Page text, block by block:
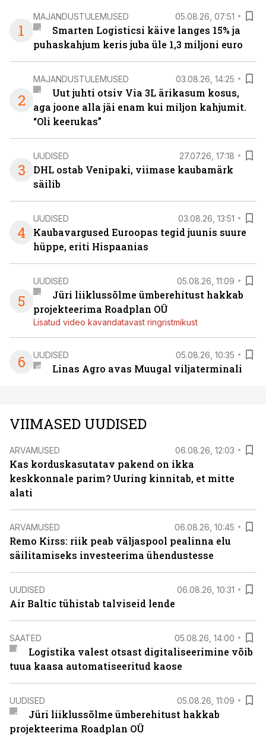
1
MAJANDUSTULEMUSED 05.08.26, 07:51
Smarten Logisticsi käive langes 15% ja
puhaskahjum keris juba üle 1,3 miljoni euro
2
MAJANDUSTULEMUSED 03.08.26, 14:25
Uut juhti otsiv Via 3L ärikasum kosus,
aga joone alla jäi enam kui miljon kahjumit.
“Oli keerukas”
3
UUDISED 27.07.26, 17:18
DHL ostab Venipaki, viimase kaubamärk
säilib
4
UUDISED 03.08.26, 13:51
Kaubavargused Euroopas tegid juunis suure
hüppe, eriti Hispaanias
5
UUDISED 05.08.26, 11:09
Jüri liiklussõlme ümberehitust hakkab
projekteerima Roadplan OÜ
Lisatud video kavandatavast ringristmikust
6 UUDISED 05.08.26, 10:35
Linas Agro avas Muugal viljaterminali
VIIMASED UUDISED
ARVAMUSED 06.08.26, 12:03
Kas korduskasutatav pakend on ikka
keskkonnale parim? Uuring kinnitab, et mitte
alati
ARVAMUSED 06.08.26, 10:45
Remo Kirss: riik peab väljaspool pealinna elu
säilitamiseks investeerima ühendustesse
UUDISED 06.08.26, 10:31
Air Baltic tühistab talviseid lende
SAATED 05.08.26, 14:00
Logistika valest otsast digitaliseerimine võib
tuua kaasa automatiseeritud kaose
UUDISED 05.08.26, 11:09
Jüri liiklussõlme ümberehitust hakkab
projekteerima Roadplan OÜ